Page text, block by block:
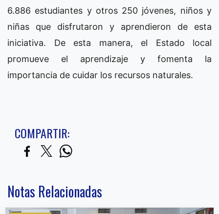
6.886 estudiantes y otros 250 jóvenes, niños y
niñas que disfrutaron y aprendieron de esta
iniciativa. De esta manera, el Estado local
promueve el aprendizaje y fomenta la
importancia de cuidar los recursos naturales.
COMPARTIR:
Notas Relacionadas